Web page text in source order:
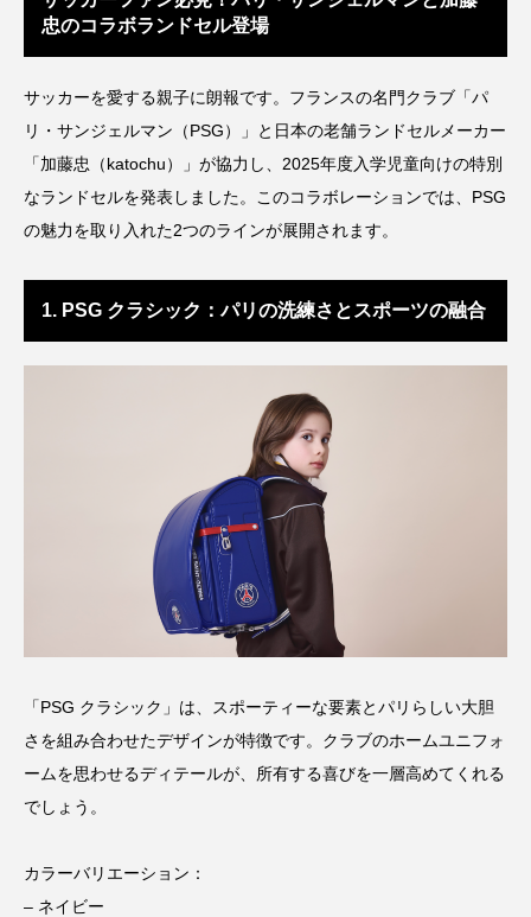
忠のコラボランドセル登場
サッカーを愛する親子に朗報です。フランスの名門クラブ「パ
リ・サンジェルマン（PSG）」と日本の老舗ランドセルメーカー
「加藤忠（katochu）」が協力し、2025年度入学児童向けの特別
なランドセルを発表しました。このコラボレーションでは、PSG
の魅力を取り入れた2つのラインが展開されます。
1. PSG クラシック：パリの洗練さとスポーツの融合
「PSG クラシック」は、スポーティーな要素とパリらしい大胆
さを組み合わせたデザインが特徴です。クラブのホームユニフォ
ームを思わせるディテールが、所有する喜びを一層高めてくれる
でしょう。
カラーバリエーション：
– ネイビー